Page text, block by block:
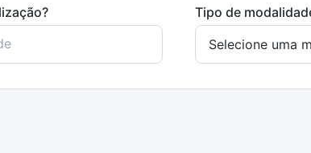
Tipo de